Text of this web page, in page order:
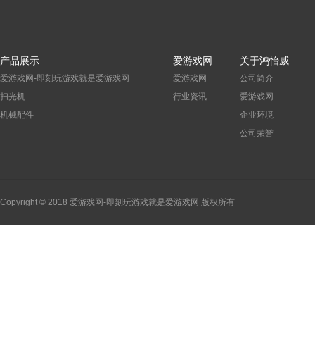
产品展示
爱游戏网-即刻玩游戏就是爱游戏网
扫光机
机械配件
爱游戏网
爱游戏网
行业资讯
关于鸿怡威
公司简介
爱游戏网
企业环境
公司荣誉
Copyright © 2018 爱游戏网-即刻玩游戏就是爱游戏网 版权所有